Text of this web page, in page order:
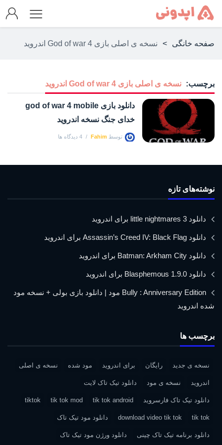
صفحه خانگی > نسخه ی اصلی بازی God of war 4 اندروید
برچسب: نسخه ی اصلی بازی God of war 4 اندروید
دانلود بازی god of war 4 mobile
خدای جنگ نسخه اندروید
توسط Fahim 4 دیدگاه ها
نوشته‌های تازه
دانلود little nightmares 3 برای اندروید
دانلود Assassin’s Creed IV: Black Flag برای اندروید
دانلود Batman: Arkham City برای اندروید
دانلود Blasphemous 1.9.0 برای اندروید
Bully : Anniversary Edition مود | دانلود بازی بولی + نسخه مود
شده اندروید
برچسب ها
نسخه ی جدید رایگان برای اندروید مود شده نسخه ی اصلی
اندروید نسخه ی مود دانلود تیک تاک لایت
دانلود تیک تاک فارسروید tik tok android
tik tok mod
tiktok
tik tok
download video tik tok دانلود مود تیک تاک
دانلود برنامه تیک تاک چینی دانلود ورژن مود تیک تاک